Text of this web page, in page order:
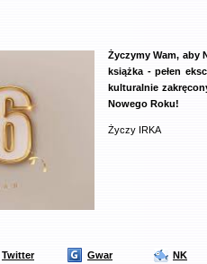
Życzymy Wam, aby
książka - pełen
kulturalnie
Nowego Roku!
Życzy IRKA
Twitter Gwar NK